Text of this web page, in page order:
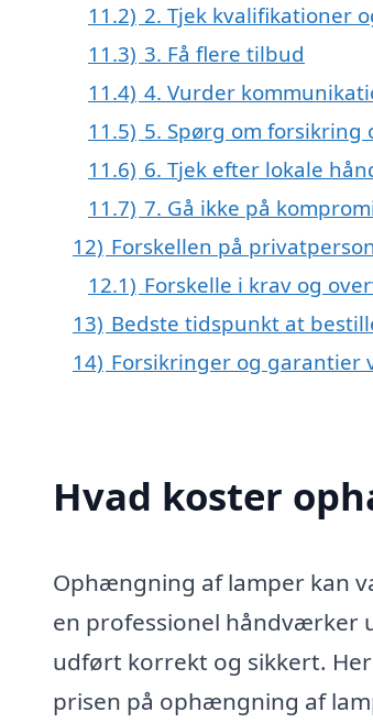
11.2) 2. Tjek kvalifikationer
11.3) 3. Få flere tilbud
11.4) 4. Vurder
11.5) 5. Spørg om
11.6) 6. Tjek efter lokale
11.7) 7. Gå ikke på
12) Forskellen på
12.1) Forskelle i krav og
13) Bedste tidspunkt at
14) Forsikringer og
Hvad koster
Ophængning af lamper kan
en professionel håndværker
udført korrekt og sikkert.
prisen på ophængning af